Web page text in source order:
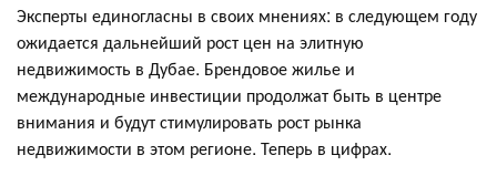
Эксперты единогласны в своих мнениях: в следующем году
ожидается дальнейший рост цен на элитную
недвижимость в Дубае. Брендовое жилье и
международные инвестиции продолжат быть в центре
внимания и будут стимулировать рост рынка
недвижимости в этом регионе. Теперь в цифрах.